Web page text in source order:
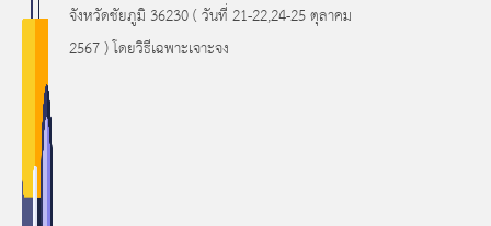
จังหวัดชัยภูมิ 36230 ( วันที่ 21-22,24-25 ตุลาคม
2567 ) โดยวิธีเฉพาะเจาะจง